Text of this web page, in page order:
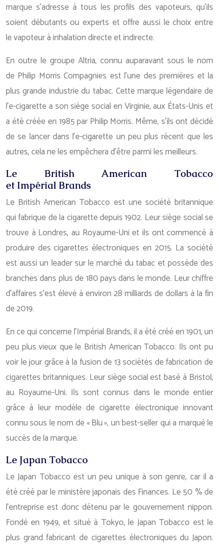
marque s’adresse à tous les profils des vapoteurs, qu’ils
soient débutants ou experts et offre aussi le choix entre
le vapoteur à inhalation directe et indirecte.
En outre le groupe Altria, connu auparavant sous le nom
de Philip Morris Compagnies est l’une des premières et la
plus grande industrie du tabac. Cette marque légendaire de
l’e-cigarette a son siège social en Virginie, aux États-Unis et
a été créée en 1985 par Philip Morris. Même, s’ils ont décidé
de se lancer dans l’e-cigarette un peu plus récent que les
autres, cela ne les empêchera d’être parmi les meilleurs.
Le British American Tobacco
et Impérial Brands
Le British American Tobacco est une société britannique
qui fabrique de la cigarette depuis 1902. Leur siège social se
trouve à Londres, au Royaume-Uni et ils ont commencé à
produire des cigarettes électroniques en 2015. La société
est aussi un leader sur le marché du tabac et possède des
branches dans plus de 180 pays dans le monde. Leur chiffre
d’affaires s’est élevé à environ 28 milliards de dollars à la fin
de 2019.
En ce qui concerne l’Impérial Brands, il a été créé en 1901, un
peu plus vieux que le British American Tobacco. Ils ont pu
voir le jour grâce à la fusion de 13 sociétés de fabrication de
cigarettes britanniques. Leur siège social est basé à Bristol,
au Royaume-Uni. Ils sont connus dans le monde entier
grâce à leur modèle de cigarette électronique innovant
connu sous le nom de « Blu », un best-seller qui a marqué le
succès de la marque.
Le Japan Tobacco
Le Japan Tobacco est un peu unique à son genre, car il a
été créé par le ministère japonais des Finances. Le 50 % de
l’entreprise est donc détenu par le gouvernement nippon.
Fondé en 1949, et situé à Tokyo, le Japan Tobacco est le
plus grand fabricant de cigarettes électroniques du Japon.